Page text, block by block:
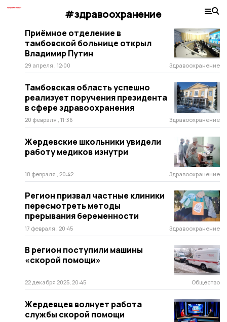
#здравоохранение
Приёмное отделение в
тамбовской больнице открыл
Владимир Путин
29 апреля , 12:00 Здравоохранение
Тамбовская область успешно
реализует поручения президента
в сфере здравоохранения
20 февраля , 11:36 Здравоохранение
Жердевские школьники увидели
работу медиков изнутри
18 февраля , 20:42 Здравоохранение
Регион призвал частные клиники
пересмотреть методы
прерывания беременности
17 февраля , 20:45 Здравоохранение
В регион поступили машины
«скорой помощи»
22 декабря 2025, 20:45 Общество
Жердевцев волнует работа
службы скорой помощи